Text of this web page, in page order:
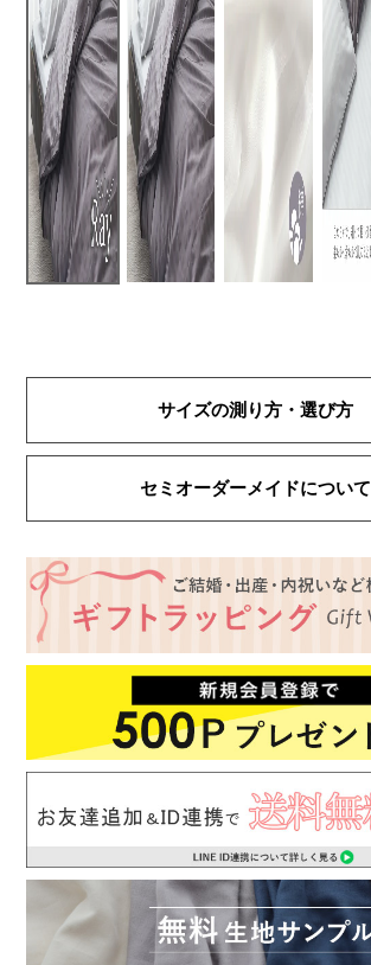
サイズの測り方・選び方
セミオーダーメイドについて